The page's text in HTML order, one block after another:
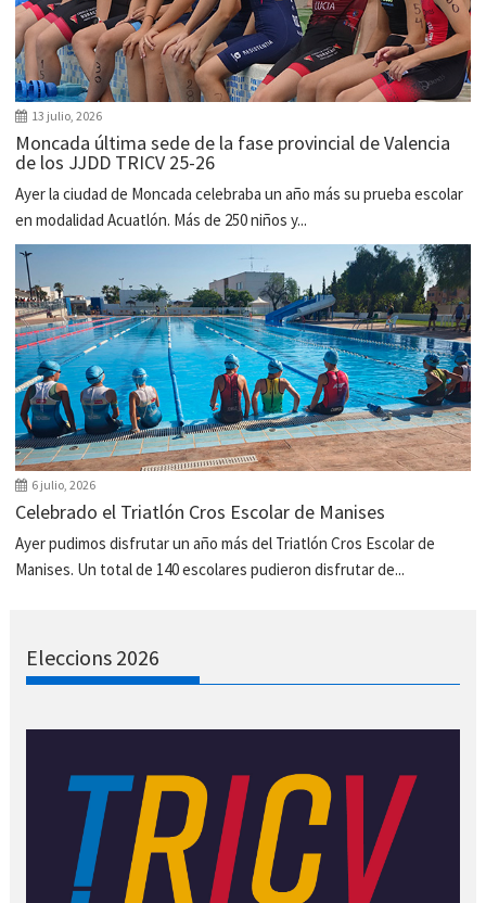
13 julio, 2026
Moncada última sede de la fase provincial de Valencia
de los JJDD TRICV 25-26
Ayer la ciudad de Moncada celebraba un año más su prueba escolar
en modalidad Acuatlón. Más de 250 niños y...
6 julio, 2026
Celebrado el Triatlón Cros Escolar de Manises
Ayer pudimos disfrutar un año más del Triatlón Cros Escolar de
Manises. Un total de 140 escolares pudieron disfrutar de...
Eleccions 2026